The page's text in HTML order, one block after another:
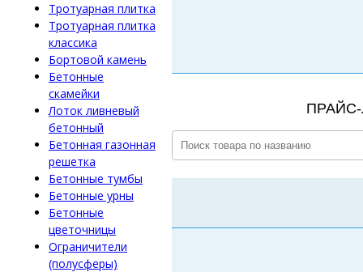
Тротуарная плитка
Тротуарная плитка
классика
Бортовой камень
Бетонные
скамейки
Лоток ливневый
бетонный
Бетонная газонная
решетка
Бетонные тумбы
Бетонные урны
Бетонные
цветочницы
Ограничители
(полусферы)